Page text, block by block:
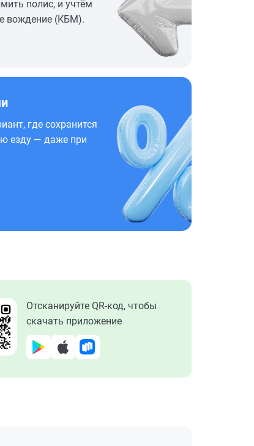
полис, и учтём
вождение (КБМ).
где сохранится
езду — даже при
Отсканируйте QR-код, чтобы
скачать приложение